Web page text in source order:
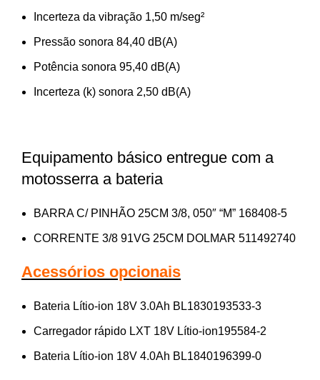
Incerteza da vibração 1,50 m/seg²
Pressão sonora 84,40 dB(A)
Potência sonora 95,40 dB(A)
Incerteza (k) sonora 2,50 dB(A)
Equipamento básico entregue com a
motosserra a bateria
BARRA C/ PINHÃO 25CM 3/8, 050″ “M” 168408-5
CORRENTE 3/8 91VG 25CM DOLMAR 511492740
Acessórios opcionais
Bateria Lítio-ion 18V 3.0Ah BL1830193533-3
Carregador rápido LXT 18V Lítio-ion195584-2
Bateria Lítio-ion 18V 4.0Ah BL1840196399-0